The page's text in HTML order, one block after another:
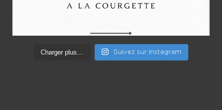
Charger plus… Suivez sur Instagram